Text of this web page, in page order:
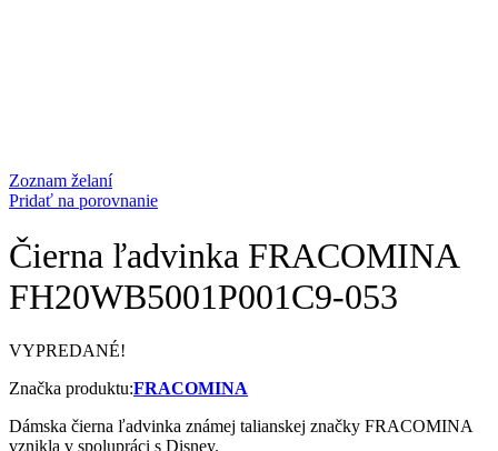
Zoznam želaní
Pridať na porovnanie
Čierna ľadvinka FRACOMINA
FH20WB5001P001C9-053
VYPREDANÉ!
Značka produktu:FRACOMINA
Dámska čierna ľadvinka známej talianskej značky FRACOMINA
vznikla v spolupráci s Disney.